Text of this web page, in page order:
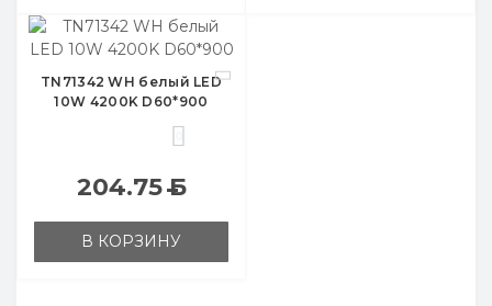
TN71342 WH белый LED
10W 4200K D60*900
204.75Б
В КОРЗИНУ